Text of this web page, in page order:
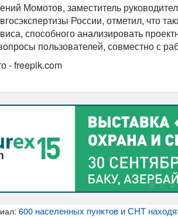
Момотов, заместитель
России, отметил, что
способного анализировать
пользователей, совместно с
- freepik.com
600 населенных пунктов и СНТ